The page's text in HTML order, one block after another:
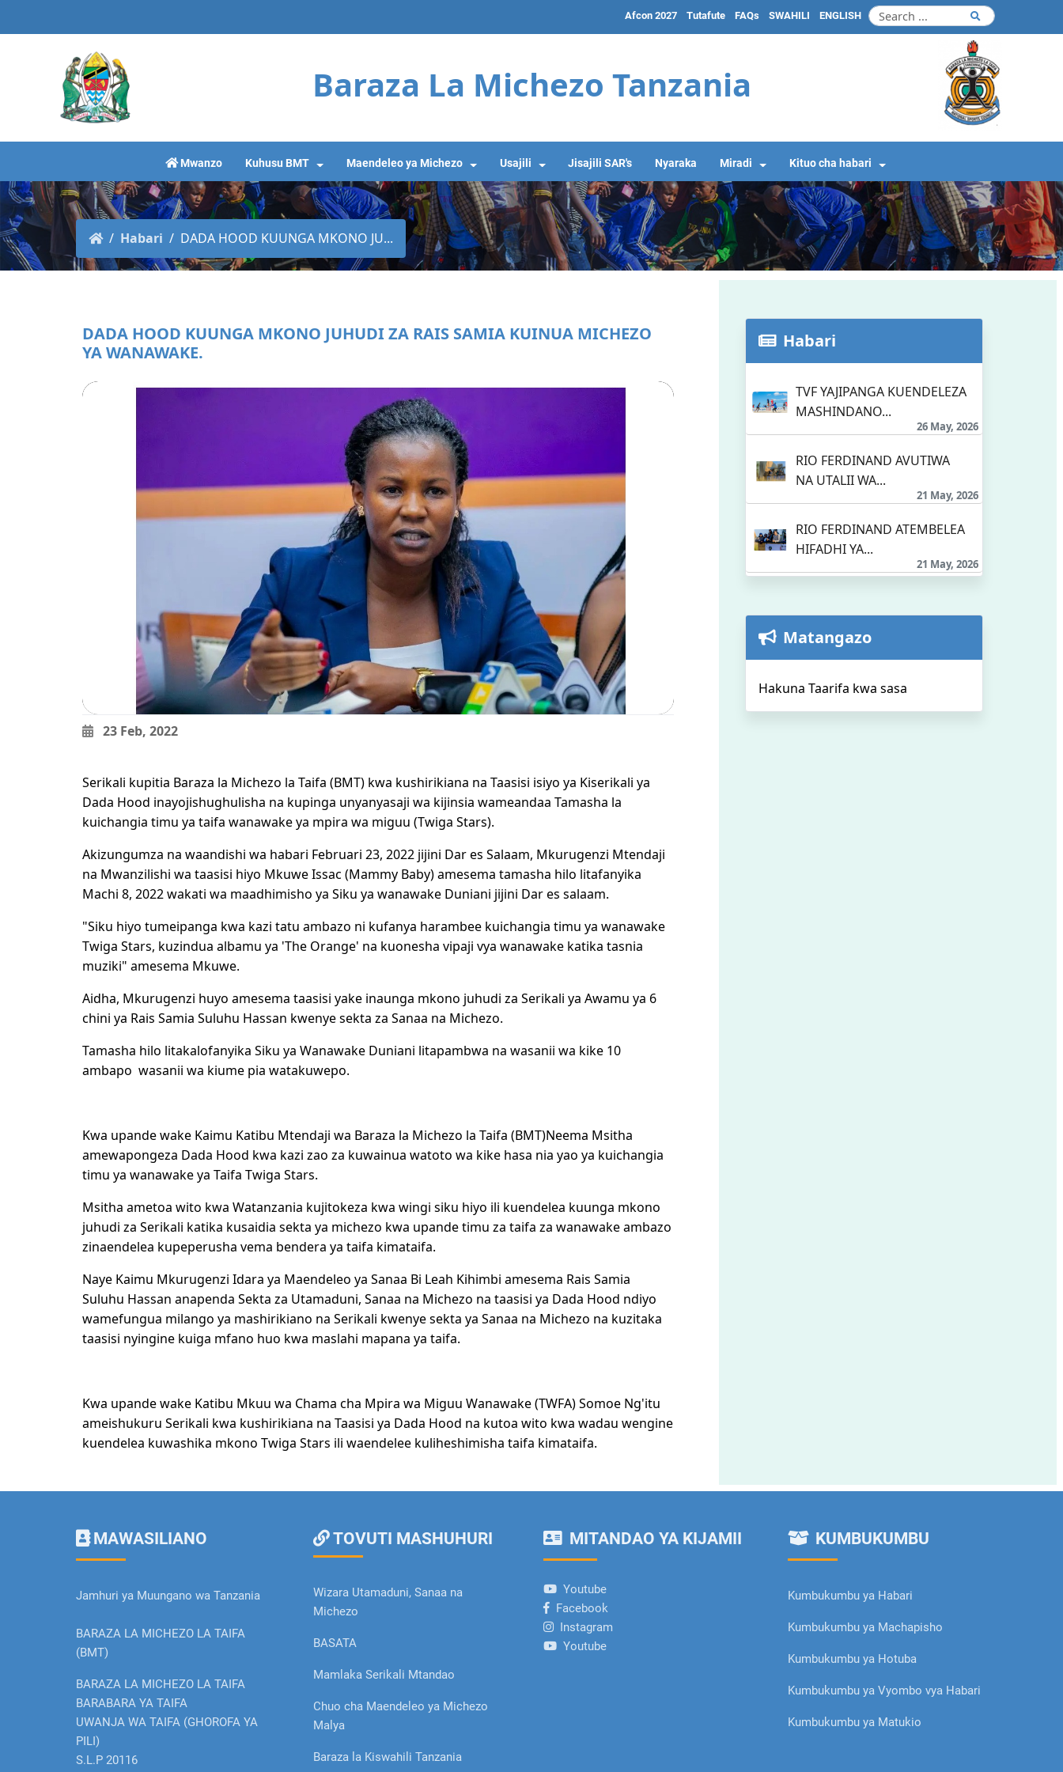
ENGLISH
SWAHILI
FAQs
Tutafute
Afcon 2027
Baraza La Michezo Tanzania
Mwanzo Kuhusu BMT Maendeleo ya Michezo Usajili Jisajili SAR's Nyaraka Miradi Kituo cha habari
Habari DADA HOOD KUUNGA MKONO JU...
DADA HOOD KUUNGA MKONO JUHUDI ZA RAIS SAMIA KUINUA MICHEZO
YA WANAWAKE.
23 Feb, 2022
Serikali kupitia Baraza la Michezo la Taifa (BMT) kwa kushirikiana na Taasisi isiyo ya Kiserikali ya
Dada Hood inayojishughulisha na kupinga unyanyasaji wa kijinsia wameandaa Tamasha la
kuichangia timu ya taifa wanawake ya mpira wa miguu (Twiga Stars).
Akizungumza na waandishi wa habari Februari 23, 2022 jijini Dar es Salaam, Mkurugenzi Mtendaji
na Mwanzilishi wa taasisi hiyo Mkuwe Issac (Mammy Baby) amesema tamasha hilo litafanyika
Machi 8, 2022 wakati wa maadhimisho ya Siku ya wanawake Duniani jijini Dar es salaam.
"Siku hiyo tumeipanga kwa kazi tatu ambazo ni kufanya harambee kuichangia timu ya wanawake
Twiga Stars, kuzindua albamu ya 'The Orange' na kuonesha vipaji vya wanawake katika tasnia
muziki" amesema Mkuwe.
Aidha, Mkurugenzi huyo amesema taasisi yake inaunga mkono juhudi za Serikali ya Awamu ya 6
chini ya Rais Samia Suluhu Hassan kwenye sekta za Sanaa na Michezo.
Tamasha hilo litakalofanyika Siku ya Wanawake Duniani litapambwa na wasanii wa kike 10
ambapo wasanii wa kiume pia watakuwepo.
Kwa upande wake Kaimu Katibu Mtendaji wa Baraza la Michezo la Taifa (BMT)Neema Msitha
amewapongeza Dada Hood kwa kazi zao za kuwainua watoto wa kike hasa nia yao ya kuichangia
timu ya wanawake ya Taifa Twiga Stars.
Msitha ametoa wito kwa Watanzania kujitokeza kwa wingi siku hiyo ili kuendelea kuunga mkono
juhudi za Serikali katika kusaidia sekta ya michezo kwa upande timu za taifa za wanawake ambazo
zinaendelea kupeperusha vema bendera ya taifa kimataifa.
Naye Kaimu Mkurugenzi Idara ya Maendeleo ya Sanaa Bi Leah Kihimbi amesema Rais Samia
Suluhu Hassan anapenda Sekta za Utamaduni, Sanaa na Michezo na taasisi ya Dada Hood ndiyo
wamefungua milango ya mashirikiano na Serikali kwenye sekta ya Sanaa na Michezo na kuzitaka
taasisi nyingine kuiga mfano huo kwa maslahi mapana ya taifa.
Kwa upande wake Katibu Mkuu wa Chama cha Mpira wa Miguu Wanawake (TWFA) Somoe Ng'itu
ameishukuru Serikali kwa kushirikiana na Taasisi ya Dada Hood na kutoa wito kwa wadau wengine
kuendelea kuwashika mkono Twiga Stars ili waendelee kuliheshimisha taifa kimataifa.
Habari
TVF YAJIPANGA KUENDELEZA
MASHINDANO...
26 May, 2026
RIO FERDINAND AVUTIWA
NA UTALII WA...
21 May, 2026
RIO FERDINAND ATEMBELEA
HIFADHI YA...
21 May, 2026
Matangazo
Hakuna Taarifa kwa sasa
MAWASILIANO
Jamhuri ya Muungano wa Tanzania
BARAZA LA MICHEZO LA TAIFA
(BMT)
BARAZA LA MICHEZO LA TAIFA
BARABARA YA TAIFA
UWANJA WA TAIFA (GHOROFA YA
PILI)
S.L.P 20116
TOVUTI MASHUHURI
Wizara Utamaduni, Sanaa na
Michezo
BASATA
Mamlaka Serikali Mtandao
Chuo cha Maendeleo ya Michezo
Malya
Baraza la Kiswahili Tanzania
MITANDAO YA KIJAMII
Youtube
Facebook
Instagram
Youtube
KUMBUKUMBU
Kumbukumbu ya Habari
Kumbukumbu ya Machapisho
Kumbukumbu ya Hotuba
Kumbukumbu ya Vyombo vya Habari
Kumbukumbu ya Matukio